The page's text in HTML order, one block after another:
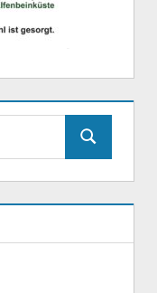
Suchen